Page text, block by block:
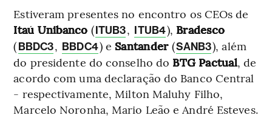
Estiveram presentes no encontro os CEOs de
Itaú Unibanco (ITUB3, ITUB4), Bradesco
(BBDC3, BBDC4) e Santander (SANB3), além
do presidente do conselho do BTG Pactual, de
acordo com uma declaração do Banco Central
- respectivamente, Milton Maluhy Filho,
Marcelo Noronha, Mario Leão e André Esteves.